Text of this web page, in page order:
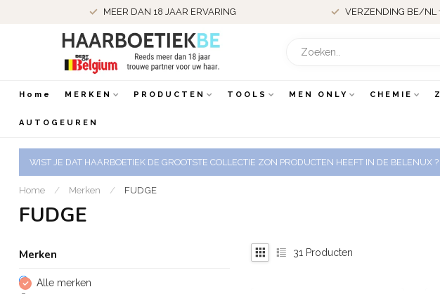
MEER DAN 18 JAAR ERVARING VERZENDING BE/NL
Home MERKEN PRODUCTEN TOOLS MEN ONLY CHEMIE
AUTOGEUREN
WIST JE DAT HAARBOETIEK DE GROOTSTE COLLECTIE ZON PRODUCTEN HEEFT IN DE
Home / Merken / FUDGE
FUDGE
Merken
Alle merken
31 Producten